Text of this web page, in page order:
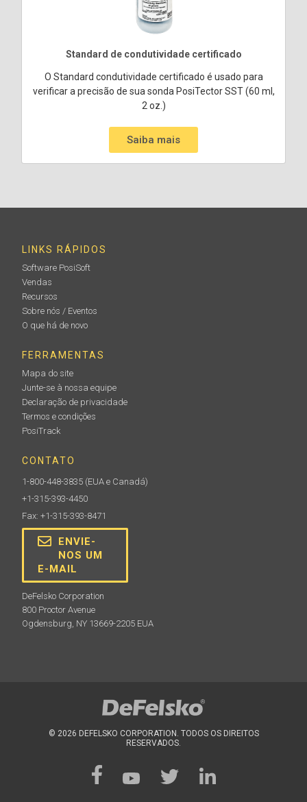
Standard de condutividade certificado
O Standard condutividade certificado é usado para
verificar a precisão de sua sonda PosiTector SST (60 ml,
2 oz.)
Saiba mais
LINKS RÁPIDOS
Software PosiSoft
Vendas
Recursos
Sobre nós / Eventos
O que há de novo
FERRAMENTAS
Mapa do site
Junte-se à nossa equipe
Declaração de privacidade
Termos e condições
PosiTrack
CONTATO
1-800-448-3835 (EUA e Canadá)
+1-315-393-4450
Fax: +1-315-393-8471
ENVIE-
NOS UM
E-MAIL
DeFelsko Corporation
800 Proctor Avenue
Ogdensburg, NY 13669-2205 EUA
© 2026 DEFELSKO CORPORATION. TODOS OS DIREITOS
RESERVADOS.